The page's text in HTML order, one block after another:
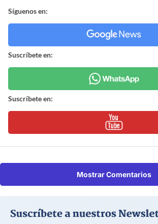
Síguenos en:
Suscríbete en:
Suscríbete en:
Mostrar Comentarios